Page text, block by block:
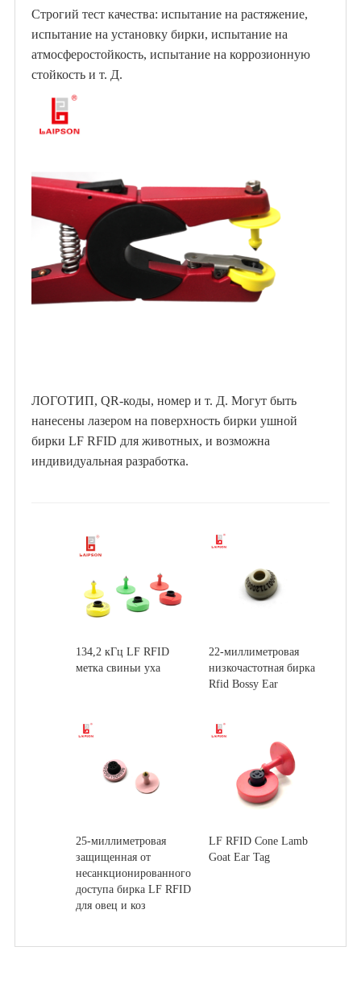
Строгий тест качества: испытание на растяжение,
испытание на установку бирки, испытание на
атмосферостойкость, испытание на коррозионную
стойкость и т. Д.
ЛОГОТИП, QR-коды, номер и т. Д. Могут быть
нанесены лазером на поверхность бирки ушной
бирки LF RFID для животных, и возможна
индивидуальная разработка.
134,2 кГц LF RFID
метка свиньи уха
22-миллиметровая
низкочастотная бирка
Rfid Bossy Ear
25-миллиметровая
защищенная от
несанкционированного
доступа бирка LF RFID
для овец и коз
LF RFID Cone Lamb
Goat Ear Tag